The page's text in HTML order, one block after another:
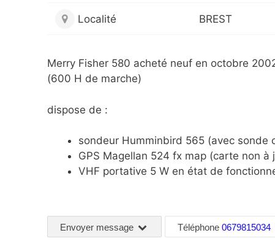
Localité BREST
Merry Fisher 580 acheté neuf en octobre
(600 H de marche)
dispose de :
sondeur Humminbird 565 (avec sonde
GPS Magellan 524 fx map (carte non à
VHF portative 5 W en état de
Envoyer message Téléphone 0679815034